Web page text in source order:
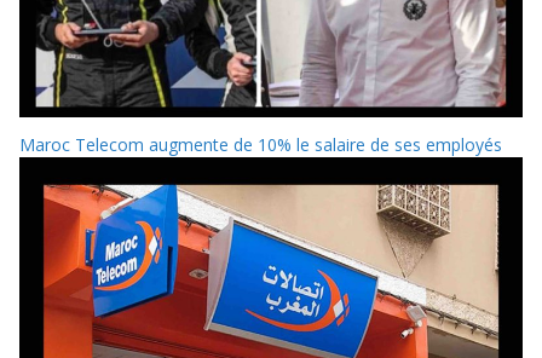
Maroc Telecom augmente de 10% le salaire de ses employés